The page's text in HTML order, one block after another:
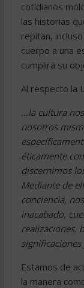
cotidianos
las historias
repitan,
cuerpo a una
cumplirá su
Al respecto la
…la cultura
nosotros
éticamente
discernimos
Mediante de
conciencia,
inacabado,
realizaciones,
significaciones
Estamos de
la manera